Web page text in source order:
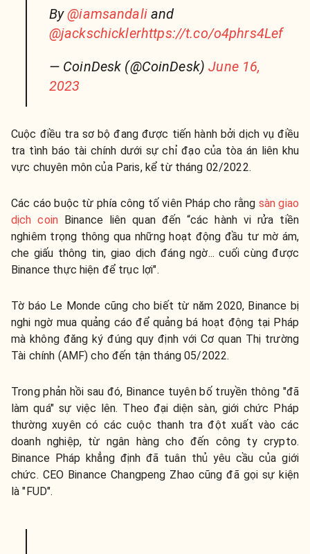
By@iamsandaliand
@jackschicklerhttps://t.co/o4phrs4Lef
— CoinDesk (@CoinDesk)June 16,
2023
Cuộc điều tra sơ bộ đang được tiến hành bởi dịch vụ điều
tra tình báo tài chính dưới sự chỉ đạo của tòa án liên khu
vực chuyên môn của Paris, kể từ tháng 02/2022.
Các cáo buộc từ phía công tố viên Pháp cho rằng sàn giao
dịch coin Binance liên quan đến “các hành vi rửa tiền
nghiêm trọng thông qua những hoạt động đầu tư mờ ám,
che giấu thông tin, giao dịch đáng ngờ... cuối cùng được
Binance thực hiện để trục lợi".
Tờ báo Le Monde cũng cho biết từ năm 2020, Binance bị
nghi ngờ mua quảng cáo để quảng bá hoạt động tại Pháp
mà không đăng ký đúng quy định với Cơ quan Thị trường
Tài chính (AMF) cho đến tận tháng 05/2022.
Trong phản hồi sau đó, Binance tuyên bố truyền thông "đã
làm quá" sự việc lên. Theo đại diện sàn, giới chức Pháp
thường xuyên có các cuộc thanh tra đột xuất vào các
doanh nghiệp, từ ngân hàng cho đến công ty crypto.
Binance Pháp khẳng định đã tuân thủ yêu cầu của giới
chức. CEO Binance Changpeng Zhao cũng đã gọi sự kiện
là "FUD".